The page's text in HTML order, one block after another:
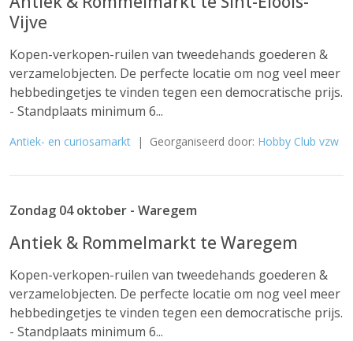
Vijve
Kopen-verkopen-ruilen van tweedehands goederen &
verzamelobjecten. De perfecte locatie om nog veel meer
hebbedingetjes te vinden tegen een democratische prijs.
- Standplaats minimum 6...
Antiek- en curiosamarkt | Georganiseerd door: Hobby Club vzw
Zondag 04 oktober - Waregem
Antiek & Rommelmarkt te Waregem
Kopen-verkopen-ruilen van tweedehands goederen &
verzamelobjecten. De perfecte locatie om nog veel meer
hebbedingetjes te vinden tegen een democratische prijs.
- Standplaats minimum 6...